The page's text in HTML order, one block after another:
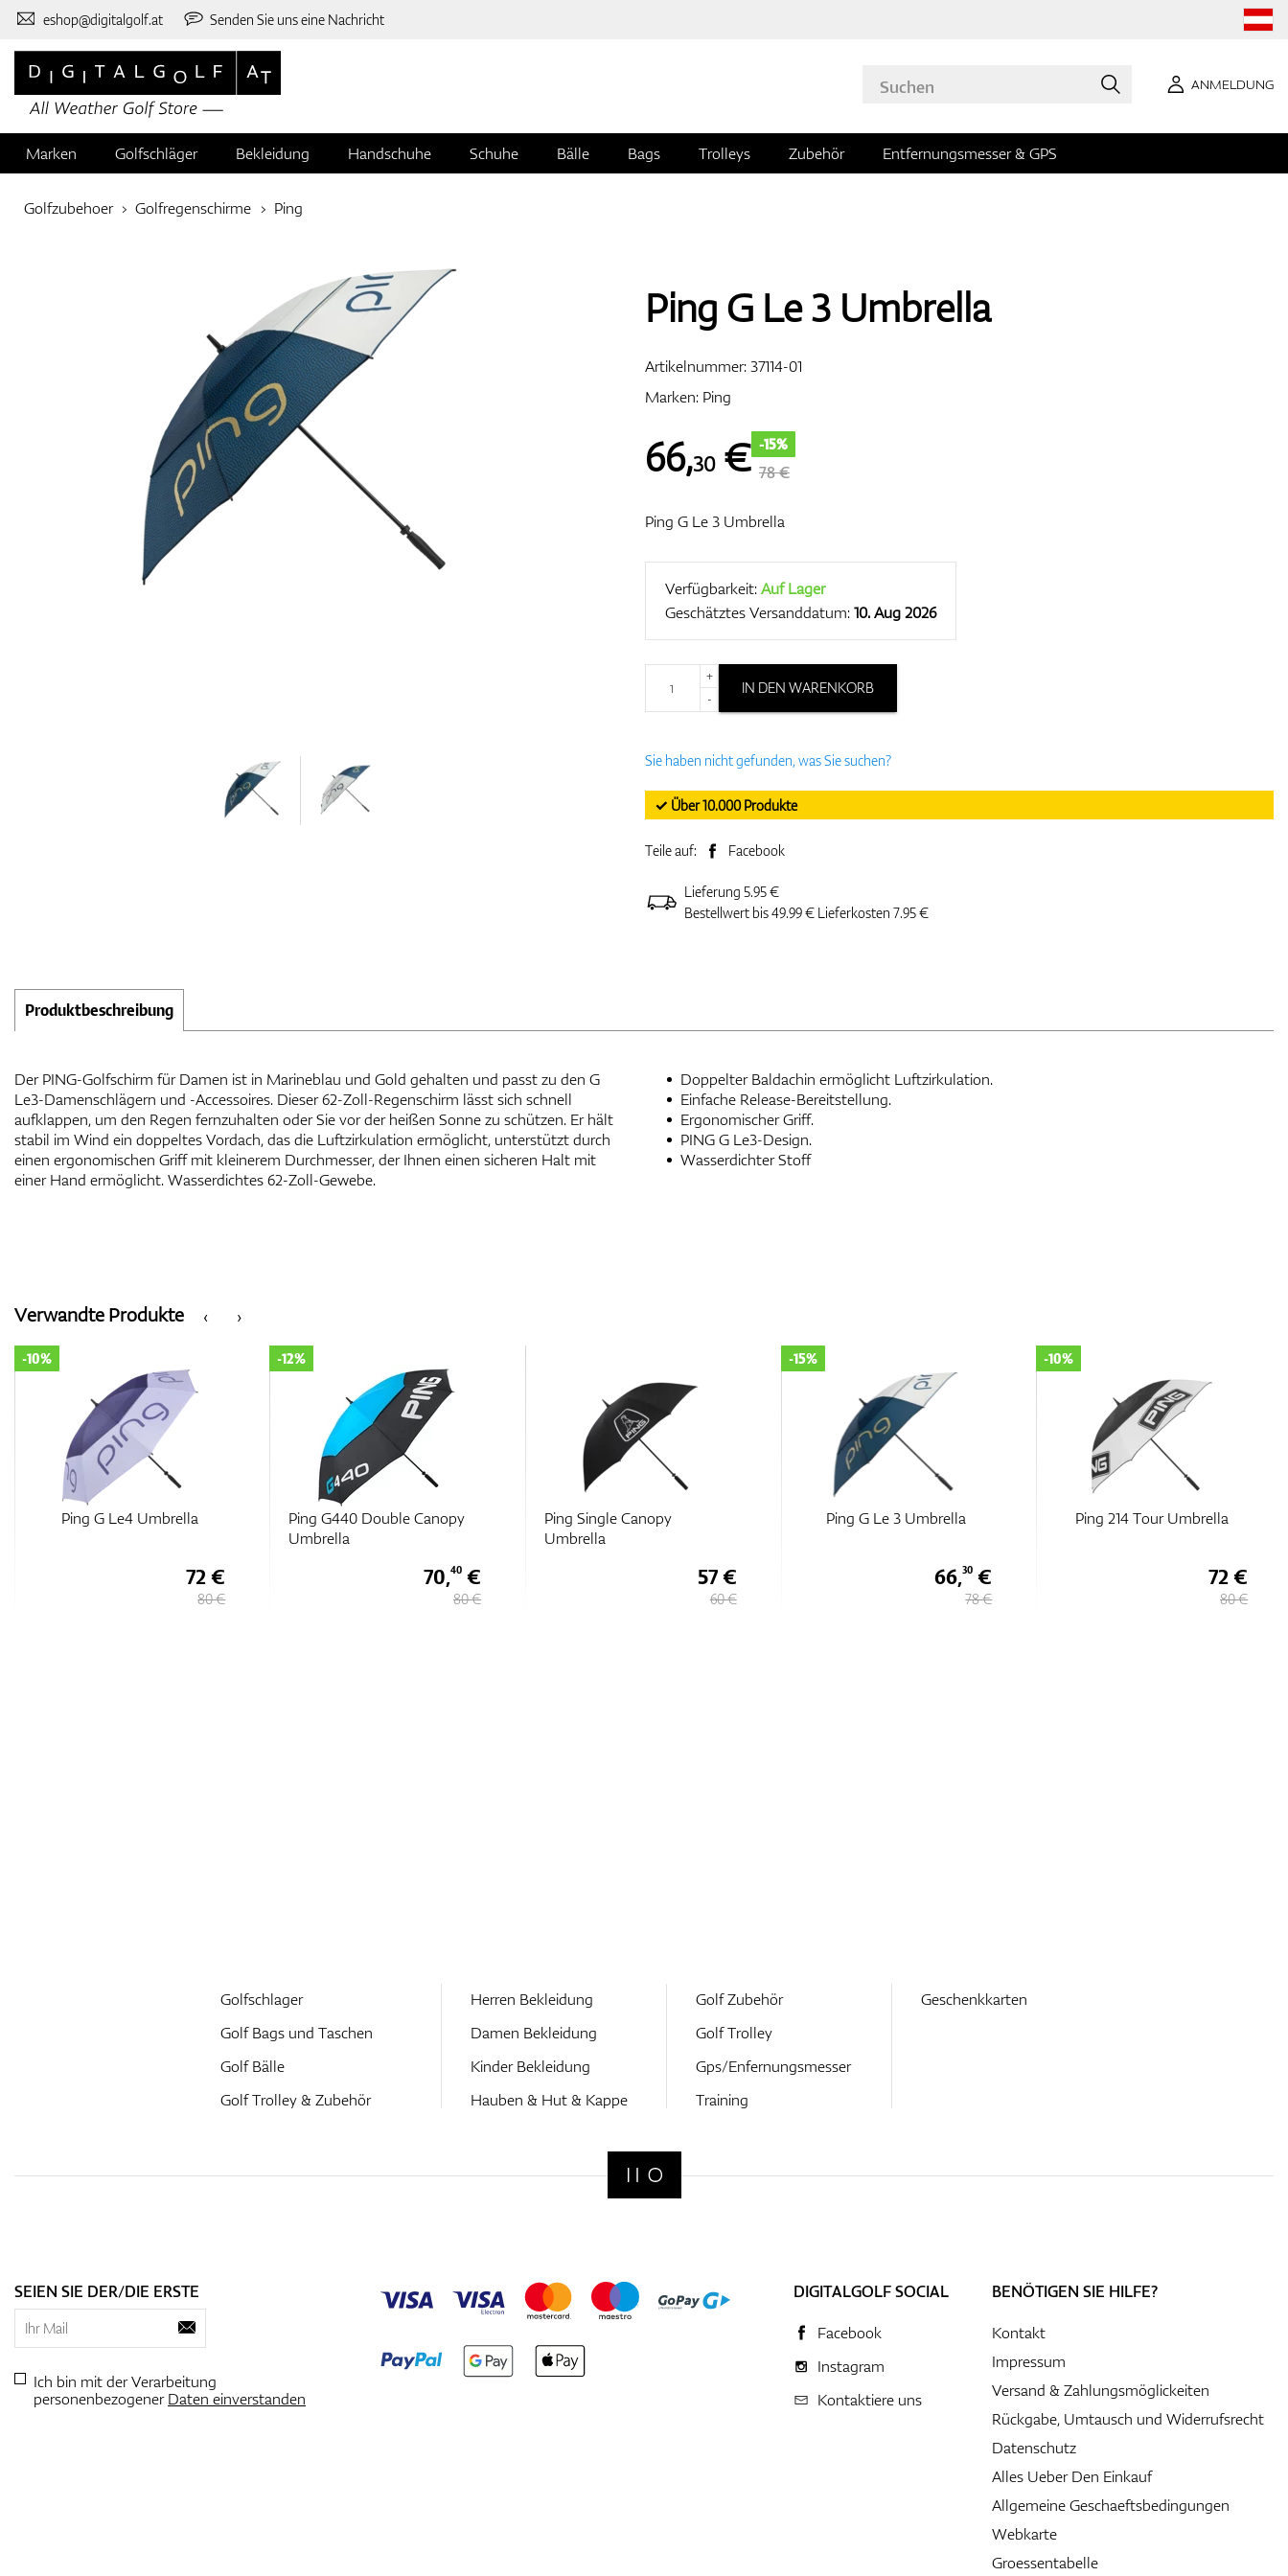
eshop@digitalgolf.at Senden Sie uns eine Nachricht
ANMELDUNG
Marken Golfschläger Bekleidung Handschuhe Schuhe Bälle Bags Trolleys Zubehör Entfernungsmesser & GPS
Golfzubehoer Golfregenschirme Ping
Ping G Le 3 Umbrella
Artikelnummer:37114-01
Marken: Ping
66,30€ -15%
78 €
Ping G Le 3 Umbrella
Verfügbarkeit:Auf Lager
Geschätztes Versanddatum:10. Aug 2026
+
-
IN DEN WARENKORB
Sie haben nicht gefunden, was Sie suchen?
✓ Über 10.000 Produkte
Teile auf: Facebook
Lieferung 5.95 €
Bestellwert bis 49.99 € Lieferkosten 7.95 €
Produktbeschreibung
Der PING-Golfschirm für Damen ist in Marineblau und Gold gehalten und passt zu den G
Le3-Damenschlägern und -Accessoires. Dieser 62-Zoll-Regenschirm lässt sich schnell
aufklappen, um den Regen fernzuhalten oder Sie vor der heißen Sonne zu schützen. Er hält
stabil im Wind ein doppeltes Vordach, das die Luftzirkulation ermöglicht, unterstützt durch
einen ergonomischen Griff mit kleinerem Durchmesser, der Ihnen einen sicheren Halt mit
einer Hand ermöglicht. Wasserdichtes 62-Zoll-Gewebe.
Doppelter Baldachin ermöglicht Luftzirkulation.
Einfache Release-Bereitstellung.
Ergonomischer Griff.
PING G Le3-Design.
Wasserdichter Stoff
‹
Verwandte Produkte ›
Ping G Le4 Umbrella
-10%
72 €
80 €
Ping G440 Double Canopy
Umbrella
-12%
70,40 €
80 €
Ping Single Canopy
Umbrella
57 €
60 €
Ping G Le 3 Umbrella
-15%
66,30 €
78 €
Ping 214 Tour Umbrella
-10%
72 €
80 €
Golfschlager
Golf Bags und Taschen
Golf Bälle
Golf Trolley & Zubehör
Herren Bekleidung
Damen Bekleidung
Kinder Bekleidung
Hauben & Hut & Kappe
Golf Zubehör
Golf Trolley
Gps/Enfernungsmesser
Training
Geschenkkarten
SEIEN SIE DER/DIE ERSTE
Ich bin mit der Verarbeitung
personenbezogenerDaten einverstanden
DIGITALGOLF SOCIAL
Facebook
Instagram
Kontaktiere uns
BENÖTIGEN SIE HILFE?
Kontakt
Impressum
Versand & Zahlungsmöglickeiten
Rückgabe, Umtausch und Widerrufsrecht
Datenschutz
Alles Ueber Den Einkauf
Allgemeine Geschaeftsbedingungen
Webkarte
Groessentabelle